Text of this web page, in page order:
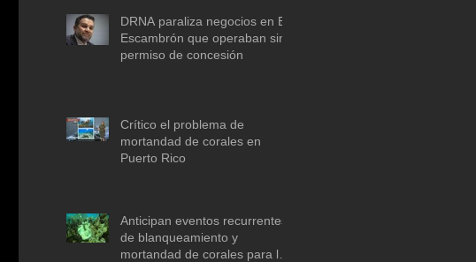
DRNA paraliza negocios en El
Escambrón que operaban sin
permiso de concesión
Crítico el problema de
mortandad de corales en
Puerto Rico
Anticipan eventos recurrentes
de blanqueamiento y
mortandad de corales para la